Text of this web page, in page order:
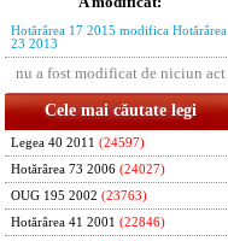
Hotărârea 17 2015 modifica Hotărârea
23 2013
nu a fost modificat de niciun act
Cele mai căutate legi
Legea 40 2011 (24597)
Hotărârea 73 2006 (24027)
OUG 195 2002 (23763)
Hotărârea 41 2001 (22846)